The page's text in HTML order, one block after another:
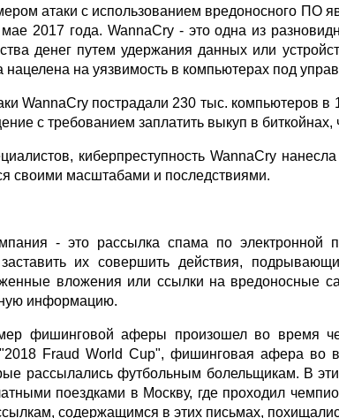
атаки с использованием вредоносного ПО
2017 года. WannaCry - это одна из
денег путем удержания данных или
на уязвимость в компьютерах под
WannaCry пострадали 230 тыс. компьютеров
с требованием заплатить выкуп в биткойнах,
киберпреступность WannaCry
своими масштабами и последствиями.
- это рассылка спама по
их совершить действия,
вложения или ссылки на вредоносные
информацию.
фишинговой аферы произошел во время
Fraud World Cup", фишинговая афера во
рассылались футбольным болельщикам. В
поездками в Москву, где проходил
содержащимся в этих письмах,